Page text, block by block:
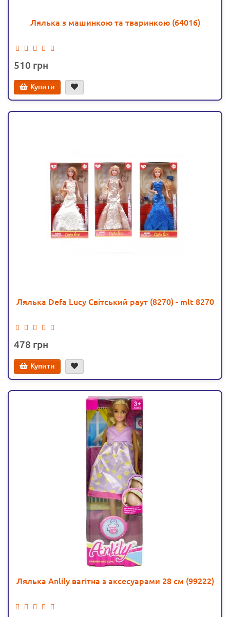
Лялька з машинкою та тваринкою (64016)
510
Купити
Лялька Defa Lucy Світський раут (8270) - mlt 8270
478
Купити
Лялька Anlily вагітна з аксесуарами 28 см (99222)